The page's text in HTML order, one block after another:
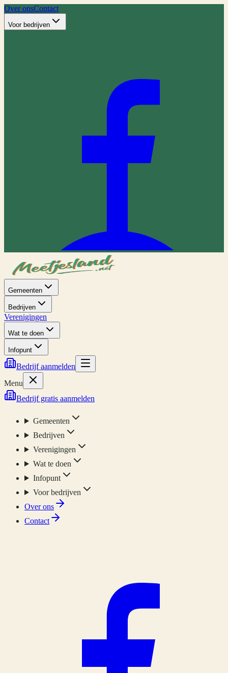
Over onsContact
Voor bedrijven
Gemeenten
Bedrijven
Verenigingen
Wat te doen
Infopunt
Bedrijf aanmelden
Menu
Bedrijf gratis aanmelden
Gemeenten
Bedrijven
Verenigingen
Wat te doen
Infopunt
Voor bedrijven
Over ons
Contact